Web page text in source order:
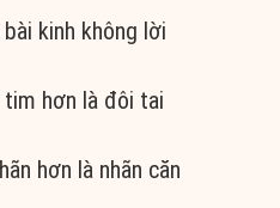
kinh không lời
hơn là đôi tai
hơn là nhãn căn